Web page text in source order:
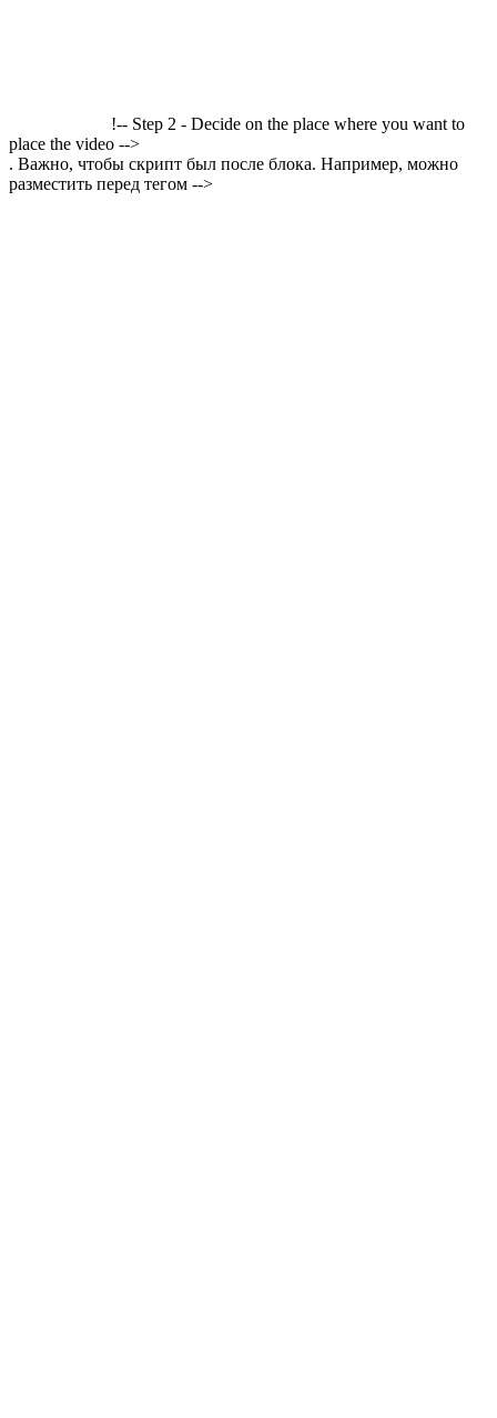
!-- Step 2 - Decide on the place where you want to
place the video -->
. Важно, чтобы скрипт был после блока. Например, можно
разместить перед тегом -->